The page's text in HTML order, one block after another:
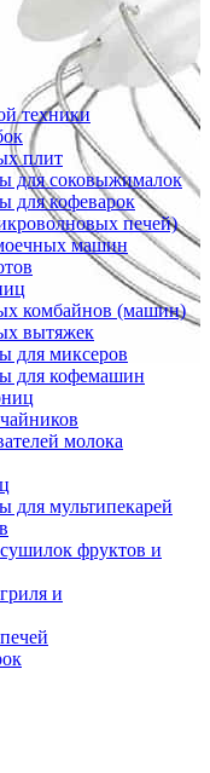
техники
плит
для соковыжималок
для кофеварок
печей)
машин
комбайнов (машин)
вытяжек
для миксеров
для кофемашин
молока
для мультипекарей
фруктов и
и